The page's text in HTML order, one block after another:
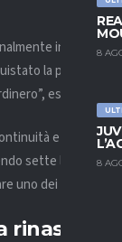
8
8
in
.
la
esploso in
e pazienza.
sette lunghezze
uno dei primi due
rinascita